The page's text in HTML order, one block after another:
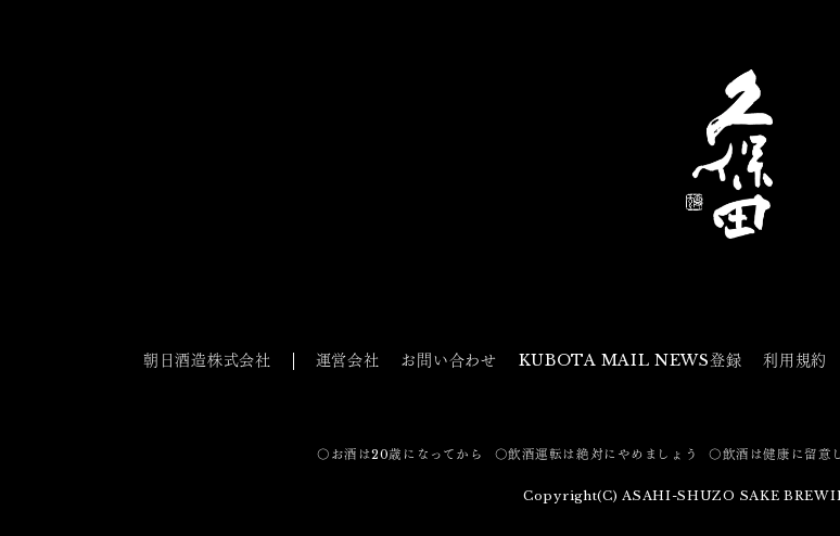
朝日酒造株式会社 運営会社 お問い合わせ KUBOTA MAIL NEWS登録 利用規約
〇お酒は20歳になってから 〇飲酒運転は絶対にやめましょう 〇飲酒は健康に留意
Copyright(C) ASAHI-SHUZO SAKE